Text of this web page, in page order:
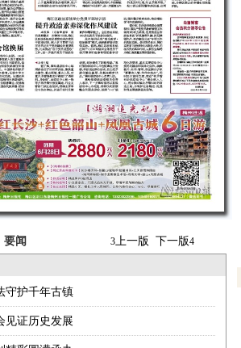
要闻 3上一版 下一版4
守护千年古镇
见证历史发展